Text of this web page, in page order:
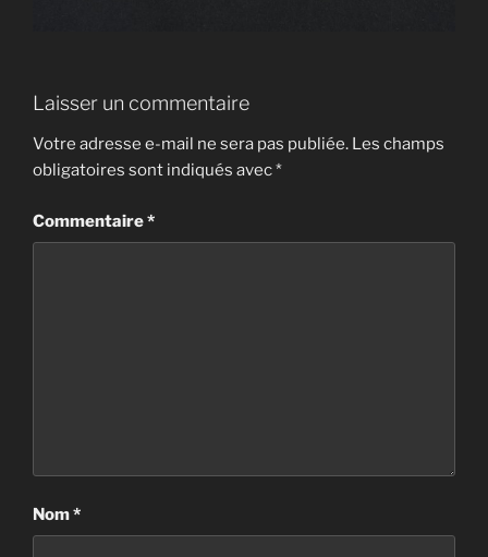
Laisser un commentaire
Votre adresse e-mail ne sera pas publiée. Les champs
obligatoires sont indiqués avec*
Commentaire*
Nom*